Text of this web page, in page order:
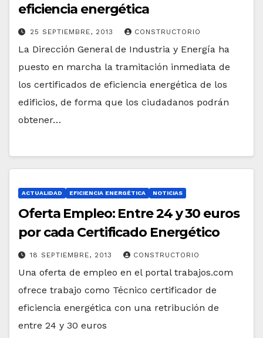
eficiencia energética
25 SEPTIEMBRE, 2013 CONSTRUCTORIO
La Dirección General de Industria y Energía ha
puesto en marcha la tramitación inmediata de
los certificados de eficiencia energética de los
edificios, de forma que los ciudadanos podrán
obtener…
ACTUALIDAD EFICIENCIA ENERGÉTICA NOTICIAS
Oferta Empleo: Entre 24 y 30 euros
por cada Certificado Energético
18 SEPTIEMBRE, 2013 CONSTRUCTORIO
Una oferta de empleo en el portal trabajos.com
ofrece trabajo como Técnico certificador de
eficiencia energética con una retribución de
entre 24 y 30 euros